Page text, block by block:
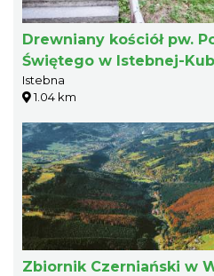
Drewniany kościół pw.
Świętego w Istebnej-
Istebna
1.04 km
Zbiornik Czerniański w